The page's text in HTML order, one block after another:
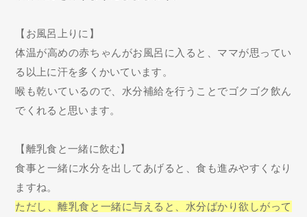
【お風呂上りに】
体温が高めの赤ちゃんがお風呂に入ると、ママが思ってい
る以上に汗を多くかいています。
喉も乾いているので、水分補給を行うことでゴクゴク飲ん
でくれると思います。
【離乳食と一緒に飲む】
食事と一緒に水分を出してあげると、食も進みやすくなり
ますね。
ただし、離乳食と一緒に与えると、水分ばかり欲しがって